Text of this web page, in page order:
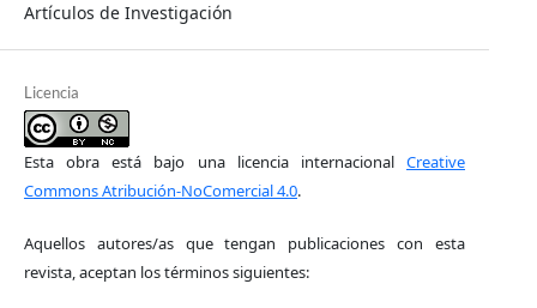
Artículos de Investigación
Licencia
Esta obra está bajo una licencia internacional Creative
Commons Atribución-NoComercial 4.0.
Aquellos autores/as que tengan publicaciones con esta
revista, aceptan los términos siguientes: